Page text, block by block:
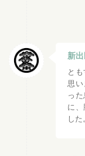
新
と
思
っ
に
した